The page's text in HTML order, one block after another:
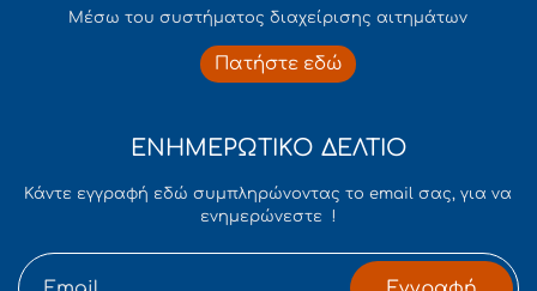
Mέσω του συστήματος διαχείρισης αιτημάτων
Πατήστε εδώ
ΕΝΗΜΕΡΩΤΙΚΟ ΔΕΛΤΙΟ
Κάντε εγγραφή εδώ συμπληρώνοντας το email σας, για να
ενημερώνεστε !